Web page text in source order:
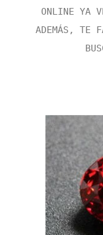
ONLINE YA
ADEMÁS, TE